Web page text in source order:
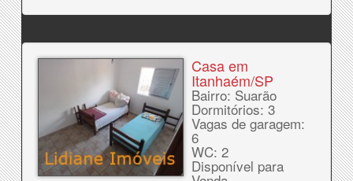
Casa em
Itanhaém/SP
Bairro: Suarão
Dormitórios: 3
Vagas de garagem:
6
WC: 2
Disponível para